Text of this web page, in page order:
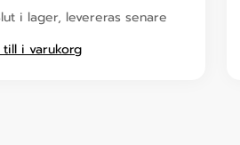
i lager, levereras senare
i varukorg